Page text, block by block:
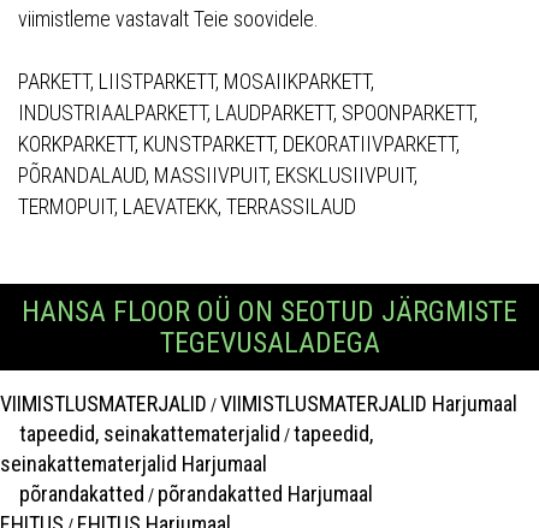
viimistleme vastavalt Teie soovidele.
PARKETT, LIISTPARKETT, MOSAIIKPARKETT,
INDUSTRIAALPARKETT, LAUDPARKETT, SPOONPARKETT,
KORKPARKETT, KUNSTPARKETT, DEKORATIIVPARKETT,
PÕRANDALAUD, MASSIIVPUIT, EKSKLUSIIVPUIT,
TERMOPUIT, LAEVATEKK, TERRASSILAUD
HANSA FLOOR OÜ ON SEOTUD JÄRGMISTE
TEGEVUSALADEGA
VIIMISTLUSMATERJALID /VIIMISTLUSMATERJALID Harjumaal
tapeedid, seinakattematerjalid /tapeedid,
seinakattematerjalid Harjumaal
põrandakatted / põrandakatted Harjumaal